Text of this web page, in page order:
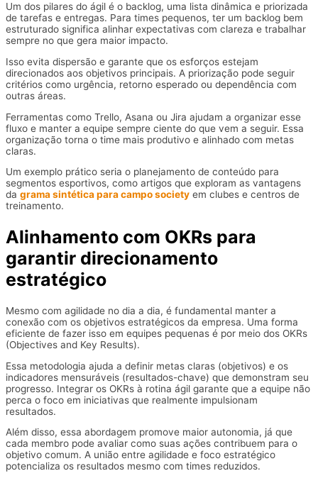
Um dos pilares do ágil é o backlog, uma lista dinâmica e priorizada
de tarefas e entregas. Para times pequenos, ter um backlog bem
estruturado significa alinhar expectativas com clareza e trabalhar
sempre no que gera maior impacto.
Isso evita dispersão e garante que os esforços estejam
direcionados aos objetivos principais. A priorização pode seguir
critérios como urgência, retorno esperado ou dependência com
outras áreas.
Ferramentas como Trello, Asana ou Jira ajudam a organizar esse
fluxo e manter a equipe sempre ciente do que vem a seguir. Essa
organização torna o time mais produtivo e alinhado com metas
claras.
Um exemplo prático seria o planejamento de conteúdo para
segmentos esportivos, como artigos que exploram as vantagens
da grama sintética para campo society em clubes e centros de
treinamento.
Alinhamento com OKRs para
garantir direcionamento
estratégico
Mesmo com agilidade no dia a dia, é fundamental manter a
conexão com os objetivos estratégicos da empresa. Uma forma
eficiente de fazer isso em equipes pequenas é por meio dos OKRs
(Objectives and Key Results).
Essa metodologia ajuda a definir metas claras (objetivos) e os
indicadores mensuráveis (resultados-chave) que demonstram seu
progresso. Integrar os OKRs à rotina ágil garante que a equipe não
perca o foco em iniciativas que realmente impulsionam
resultados.
Além disso, essa abordagem promove maior autonomia, já que
cada membro pode avaliar como suas ações contribuem para o
objetivo comum. A união entre agilidade e foco estratégico
potencializa os resultados mesmo com times reduzidos.